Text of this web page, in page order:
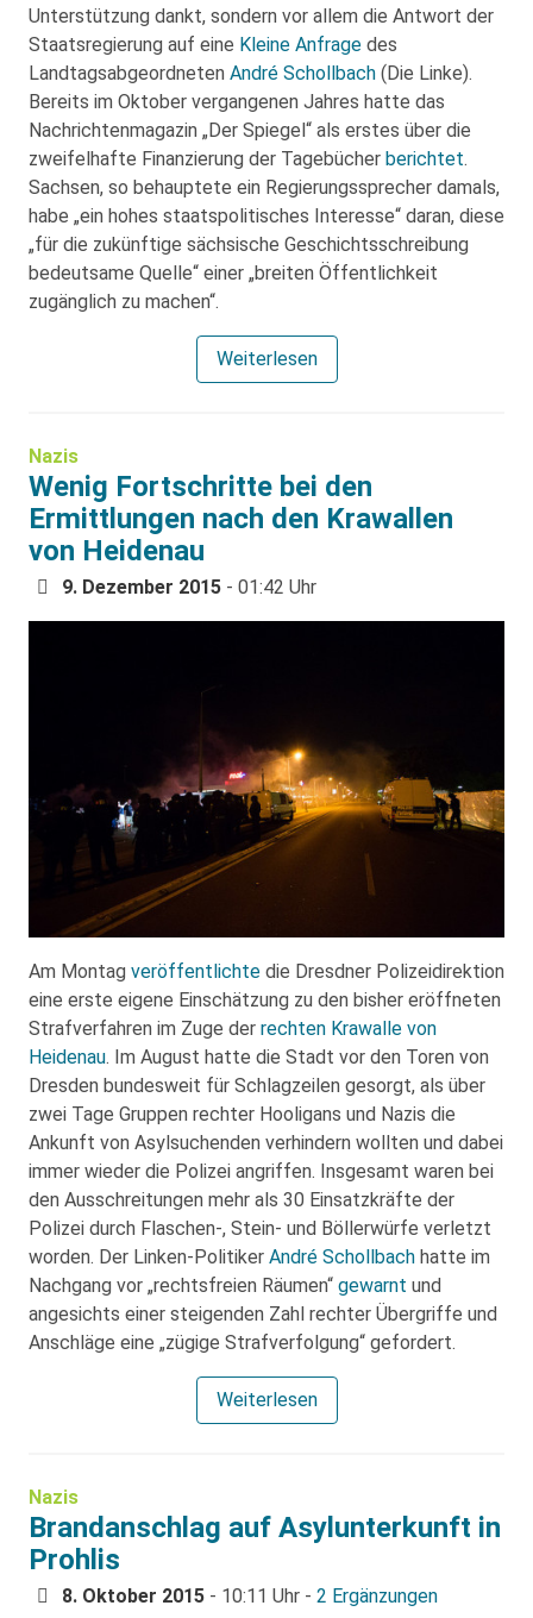
Unterstützung dankt, sondern vor allem die Antwort der
Staatsregierung auf eine Kleine Anfrage des
Landtagsabgeordneten André Schollbach (Die Linke).
Bereits im Oktober vergangenen Jahres hatte das
Nachrichtenmagazin „Der Spiegel“ als erstes über die
zweifelhafte Finanzierung der Tagebücher berichtet.
Sachsen, so behauptete ein Regierungssprecher damals,
habe „ein hohes staatspolitisches Interesse“ daran, diese
„für die zukünftige sächsische Geschichtsschreibung
bedeutsame Quelle“ einer „breiten Öffentlichkeit
zugänglich zu machen“.
Weiterlesen
Nazis
Wenig Fortschritte bei den
Ermittlungen nach den Krawallen
von Heidenau
9. Dezember 2015 - 01:42 Uhr
Am Montag veröffentlichte die Dresdner Polizeidirektion
eine erste eigene Einschätzung zu den bisher eröffneten
Strafverfahren im Zuge der rechten Krawalle von
Heidenau. Im August hatte die Stadt vor den Toren von
Dresden bundesweit für Schlagzeilen gesorgt, als über
zwei Tage Gruppen rechter Hooligans und Nazis die
Ankunft von Asylsuchenden verhindern wollten und dabei
immer wieder die Polizei angriffen. Insgesamt waren bei
den Ausschreitungen mehr als 30 Einsatzkräfte der
Polizei durch Flaschen-, Stein- und Böllerwürfe verletzt
worden. Der Linken-Politiker André Schollbach hatte im
Nachgang vor „rechtsfreien Räumen“ gewarnt und
angesichts einer steigenden Zahl rechter Übergriffe und
Anschläge eine „zügige Strafverfolgung“ gefordert.
Weiterlesen
Nazis
Brandanschlag auf Asylunterkunft in
Prohlis
8. Oktober 2015 - 10:11 Uhr - 2 Ergänzungen